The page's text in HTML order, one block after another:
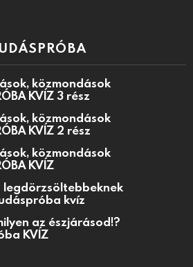
közmondások
KVÍZ 3 rész
közmondások
KVÍZ 2 rész
közmondások
KVÍZ
legdörzsöltebbeknek
kvíz
az észjárásod!?
KVÍZ